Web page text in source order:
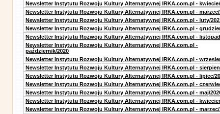
Newsletter Instytutu Rozwoju Kultury Alternatywnej IRKA.com.pl -
Newsletter Instytutu Rozwoju Kultury Alternatywnej IRKA.com.pl - marzec/
Newsletter Instytutu Rozwoju Kultury Alternatywnej IRKA.com.pl - luty/
Newsletter Instytutu Rozwoju Kultury Alternatywnej IRKA.com.pl -
Newsletter Instytutu Rozwoju Kultury Alternatywnej IRKA.com.pl -
Newsletter Instytutu Rozwoju Kultury Alternatywnej IRKA.com.pl -
październik/2020
Newsletter Instytutu Rozwoju Kultury Alternatywnej IRKA.com.pl -
Newsletter Instytutu Rozwoju Kultury Alternatywnej IRKA.com.pl -
Newsletter Instytutu Rozwoju Kultury Alternatywnej IRKA.com.pl - lipiec/
Newsletter Instytutu Rozwoju Kultury Alternatywnej IRKA.com.pl -
Newsletter Instytutu Rozwoju Kultury Alternatywnej IRKA.com.pl - maj/
Newsletter Instytutu Rozwoju Kultury Alternatywnej IRKA.com.pl -
Newsletter Instytutu Rozwoju Kultury Alternatywnej IRKA.com.pl - marzec/